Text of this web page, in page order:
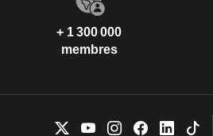
+ 1 300 000
membres